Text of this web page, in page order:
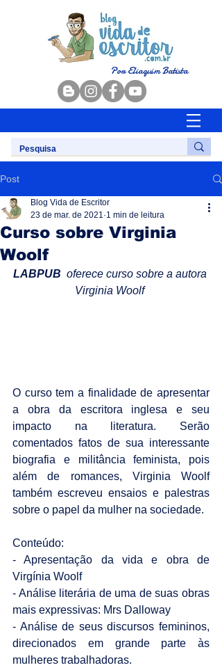
Por Eliaquim Batista
Post
Curso sobre Virginia
Woolf
Blog Vida de Escritor
23 de mar. de 2021 1 min de leitura
LABPUB oferece curso sobre a autora
Virginia Woolf
O curso tem a finalidade de apresentar
a obra da escritora inglesa e seu
impacto na literatura. Serão
comentados fatos de sua interessante
biografia e militância feminista, pois
além de romances, Virginia Woolf
também escreveu ensaios e palestras
sobre o papel da mulher na sociedade.
Conteúdo:
- Apresentação da vida e obra de
Virgínia Woolf
- Análise literária de uma de suas obras
mais expressivas: Mrs Dalloway
- Análise de seus discursos femininos,
direcionados em grande parte às
mulheres trabalhadoras.